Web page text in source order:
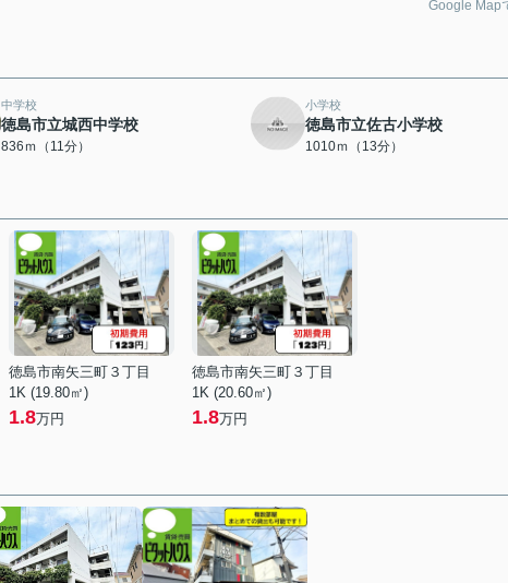
Google Map
中学校
徳島市立城西中学校
836ｍ（11分）
小学校
徳島市立佐古小学校
1010ｍ（13分）
徳島市南矢三町３丁目
1K (19.80㎡)
1.8万円
徳島市南矢三町３丁目
1K (20.60㎡)
1.8万円